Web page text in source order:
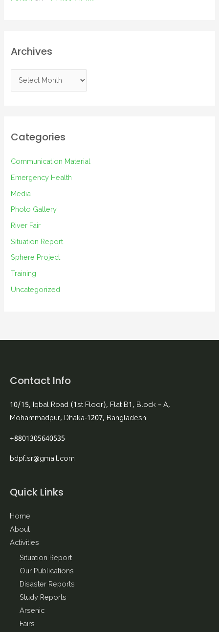
Archives
r
i
e
s
Categories
Communication Material
Emergency Health
Media
Photo Gallery
River Fair
Situation Report
Sphere Project
Training
Uncategorized
Contact Info
10/15, Iqbal Road (1st Floor), Flat B1, Block – A,
Mohammadpur, Dhaka-1207, Bangladesh
+8801305640535
bdpf.sr@gmail.com
Quick Links
Home
About
Activities
Situation Report
Our Publications
Disaster Reports
Study Reports
Arsenic
Fairs